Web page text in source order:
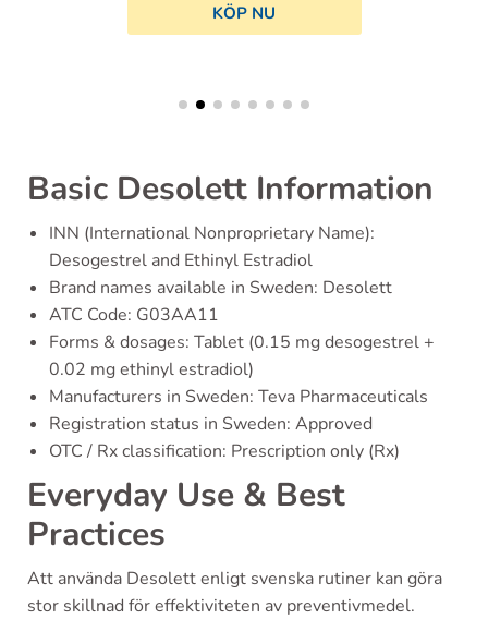
KÖP NU
Basic Desolett Information
INN (International Nonproprietary Name):
Desogestrel and Ethinyl Estradiol
Brand names available in Sweden: Desolett
ATC Code: G03AA11
Forms & dosages: Tablet (0.15 mg desogestrel +
0.02 mg ethinyl estradiol)
Manufacturers in Sweden: Teva Pharmaceuticals
Registration status in Sweden: Approved
OTC / Rx classification: Prescription only (Rx)
Everyday Use & Best
Practices
Att använda Desolett enligt svenska rutiner kan göra
stor skillnad för effektiviteten av preventivmedel.